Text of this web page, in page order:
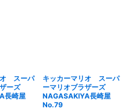
オ スーパ
ーズ
長崎屋
キッカーマリオ スーパ
ーマリオブラザーズ
NAGASAKIYA長崎屋
No.79